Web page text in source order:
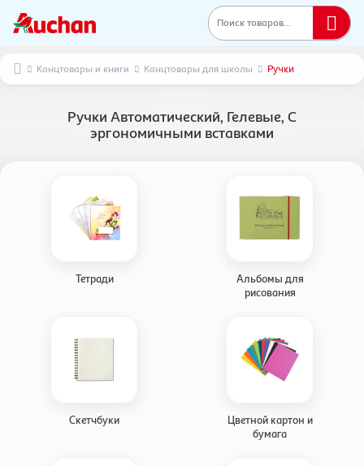
Поиск товаров...
Канцтовары и книги Канцтовары для школы Ручки
Ручки Автоматический, Гелевые, С
эргономичными вставками
Тетради
Альбомы для
рисования
Скетчбуки
Цветной картон и
бумага